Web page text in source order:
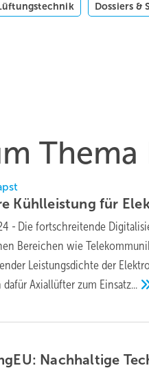
Dossiers &
Kühlleistung für
- Die fortschreitende
Bereichen wie
Leistungsdichte der
dafür Axiallüfter zum Einsatz...
Nachhaltige